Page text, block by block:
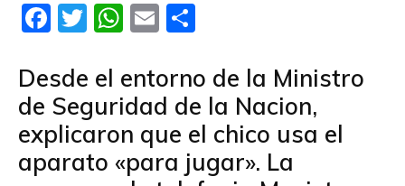
F
ce
b
o
o
T
tt
er
W
at
s
A
p
E
ail m
p
ar
tir
Desde el entorno de la Ministro
de Seguridad de la Nacion,
explicaron que el chico usa el
aparato «para jugar». La